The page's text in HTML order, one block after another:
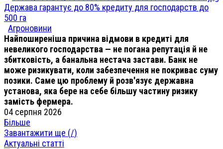
Держава гарантує до 80% кредиту для господарств до
500 га
Агроновини
Найпоширеніша причина відмови в кредиті для
невеликого господарства — не погана репутація й не
збитковість, а банальна нестача застави. Банк не
може ризикувати, коли забезпечення не покриває суму
позики. Саме цю проблему й розв'язує державна
установа, яка бере на себе більшу частину ризику
замість фермера.
04 серпня 2026
Більше
Завантажити ще (/)
Актуальні статті